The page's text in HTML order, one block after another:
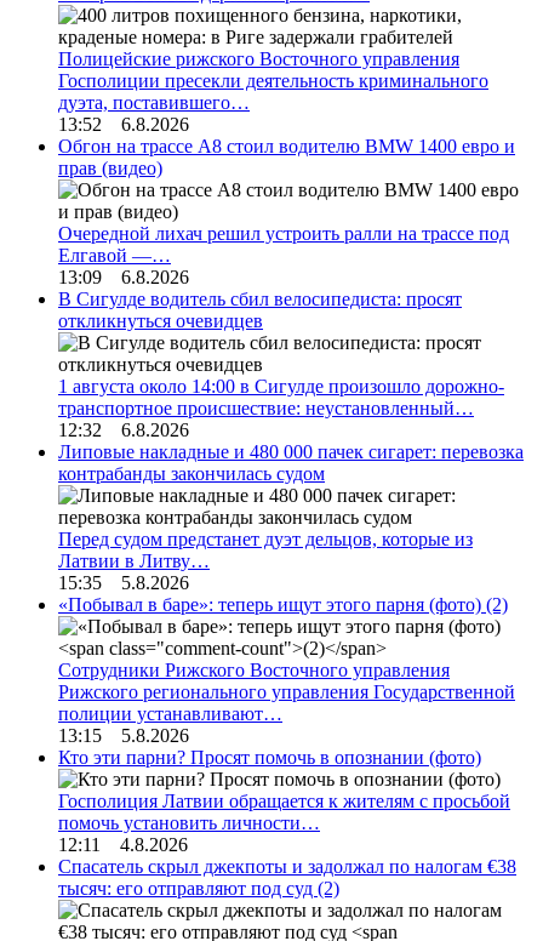
Полицейские рижского Восточного управления
Госполиции пресекли деятельность криминального
дуэта, поставившего…
13:52 6.8.2026
Обгон на трассе А8 стоил водителю BMW 1400 евро и
прав (видео)
Очередной лихач решил устроить ралли на трассе под
Елгавой —…
13:09 6.8.2026
В Сигулде водитель сбил велосипедиста: просят
откликнуться очевидцев
1 августа около 14:00 в Сигулде произошло дорожно-
транспортное происшествие: неустановленный…
12:32 6.8.2026
Липовые накладные и 480 000 пачек сигарет: перевозка
контрабанды закончилась судом
Перед судом предстанет дуэт дельцов, которые из
Латвии в Литву…
15:35 5.8.2026
«Побывал в баре»: теперь ищут этого парня (фото) (2)
Сотрудники Рижского Восточного управления
Рижского регионального управления Государственной
полиции устанавливают…
13:15 5.8.2026
Кто эти парни? Просят помочь в опознании (фото)
Госполиция Латвии обращается к жителям с просьбой
помочь установить личности…
12:11 4.8.2026
Спасатель скрыл джекпоты и задолжал по налогам €38
тысяч: его отправляют под суд (2)